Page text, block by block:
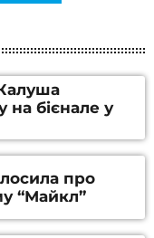
на бієнале у
про
“Майкл”